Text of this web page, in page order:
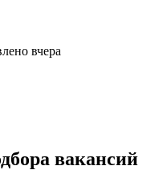
вчера
вакансий